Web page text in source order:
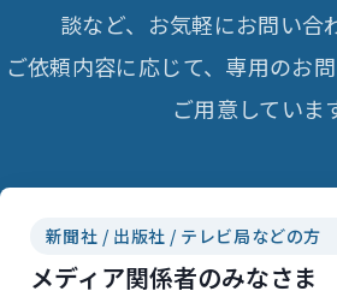
談など、お気軽にお問い合
ご依頼内容に応じて、専用のお
ご用意していま
新聞社 / 出版社 / テレビ局などの方
メディア関係者のみなさま